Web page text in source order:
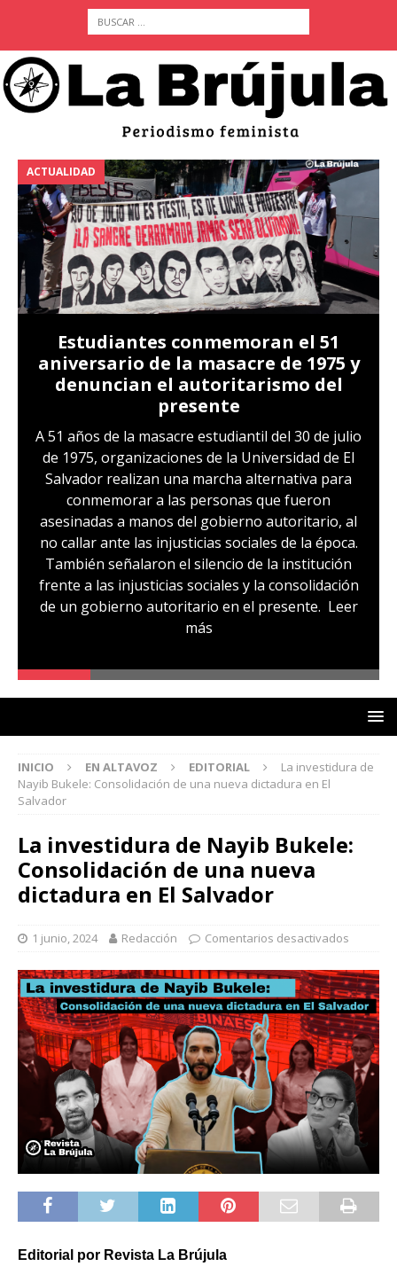
ACTUALIDAD
Estudiantes conmemoran el 51
aniversario de la masacre de 1975 y
denuncian el autoritarismo del
presente
A 51 años de la masacre estudiantil del 30 de julio
de 1975, organizaciones de la Universidad de El
Salvador realizan una marcha alternativa para
conmemorar a las personas que fueron
asesinadas a manos del gobierno autoritario, al
no callar ante las injusticias sociales de la época.
También señalaron el silencio de la institución
frente a las injusticias sociales y la consolidación
de un gobierno autoritario en el presente. Leer
más
INICIO EN ALTAVOZ EDITORIAL
La investidura de
Nayib Bukele: Consolidación de una nueva dictadura en El
Salvador
La investidura de Nayib Bukele:
Consolidación de una nueva
dictadura en El Salvador
1 junio, 2024 Redacción Comentarios desactivados
Editorial por Revista La Brújula